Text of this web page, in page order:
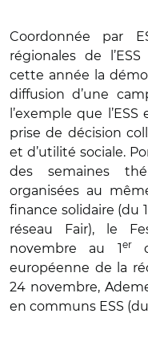
Coordonnée par
régionales de
cette année la
diffusion d’une
l’exemple que
prise de décision
et d’utilité sociale.
des semaines
organisées au
finance solidaire (du
réseau Fair), le
novembre au 1er
européenne de la
24 novembre,
en communs ESS